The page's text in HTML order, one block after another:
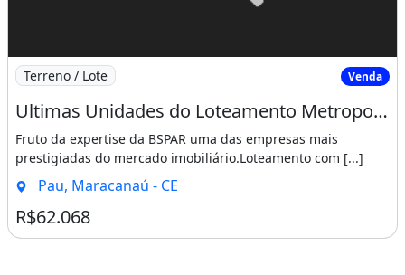
Imagem: Ultimas Unidades do Loteamento Metropole
Terreno / Lote Venda
Ultimas Unidades do Loteamento Metropole Maracanau Sucesso de Vendas!!!!. Desde Já
Fruto da expertise da BSPAR uma das empresas mais
prestigiadas do mercado imobiliário.Loteamento com [...]
Pau, Maracanaú - CE
R$62.068